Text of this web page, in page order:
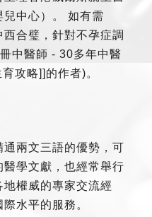
中心）。 如有需
合璧，針對不孕症調
中醫師 - 30多年中醫
攻略]]的作者)。
兩文三語的優勢，可
醫學文獻，也經常舉行
權威的專家交流經
水平的服務。